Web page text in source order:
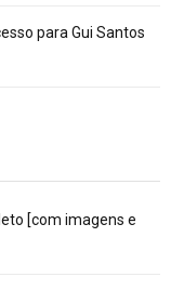
para Gui Santos
[com imagens e